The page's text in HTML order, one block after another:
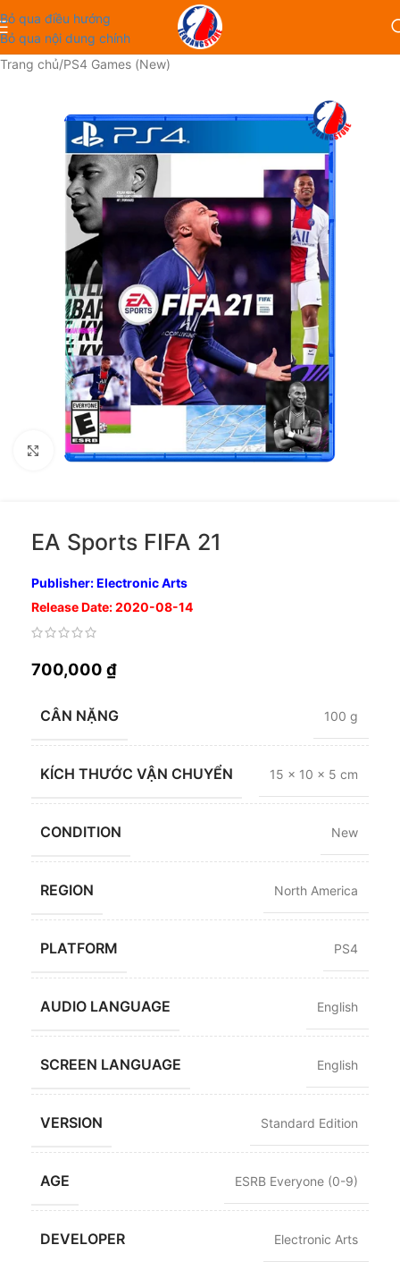
Bỏ qua điều hướng
Bỏ qua nội dung chính
Trang chủ/PS4 Games (New)
Nhấp để phóng to
EA Sports FIFA 21
Publisher: Electronic Arts
Release Date: 2020-08-14
700,000 ₫
CÂN NẶNG 100 g
KÍCH THƯỚC VẬN CHUYỂN 15 × 10 × 5 cm
CONDITION New
REGION North America
PLATFORM PS4
AUDIO LANGUAGE English
SCREEN LANGUAGE English
VERSION Standard Edition
AGE ESRB Everyone (0-9)
DEVELOPER Electronic Arts